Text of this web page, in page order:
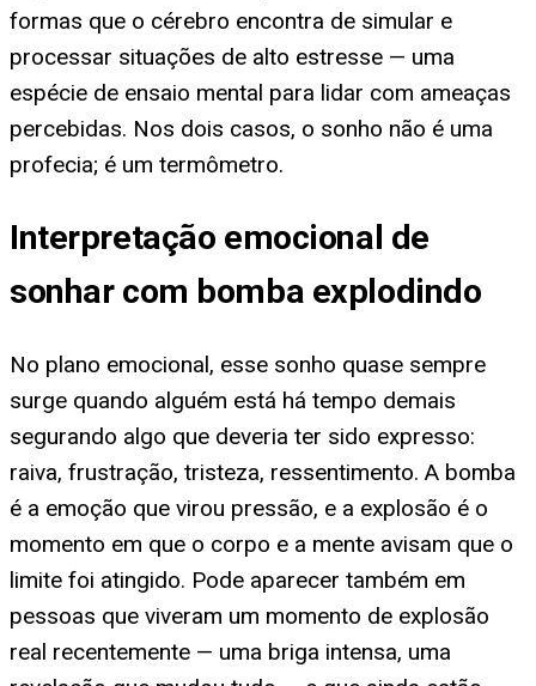
formas que o cérebro encontra de simular e
processar situações de alto estresse — uma
espécie de ensaio mental para lidar com ameaças
percebidas. Nos dois casos, o sonho não é uma
profecia; é um termômetro.
Interpretação emocional de
sonhar com bomba explodindo
No plano emocional, esse sonho quase sempre
surge quando alguém está há tempo demais
segurando algo que deveria ter sido expresso:
raiva, frustração, tristeza, ressentimento. A bomba
é a emoção que virou pressão, e a explosão é o
momento em que o corpo e a mente avisam que o
limite foi atingido. Pode aparecer também em
pessoas que viveram um momento de explosão
real recentemente — uma briga intensa, uma